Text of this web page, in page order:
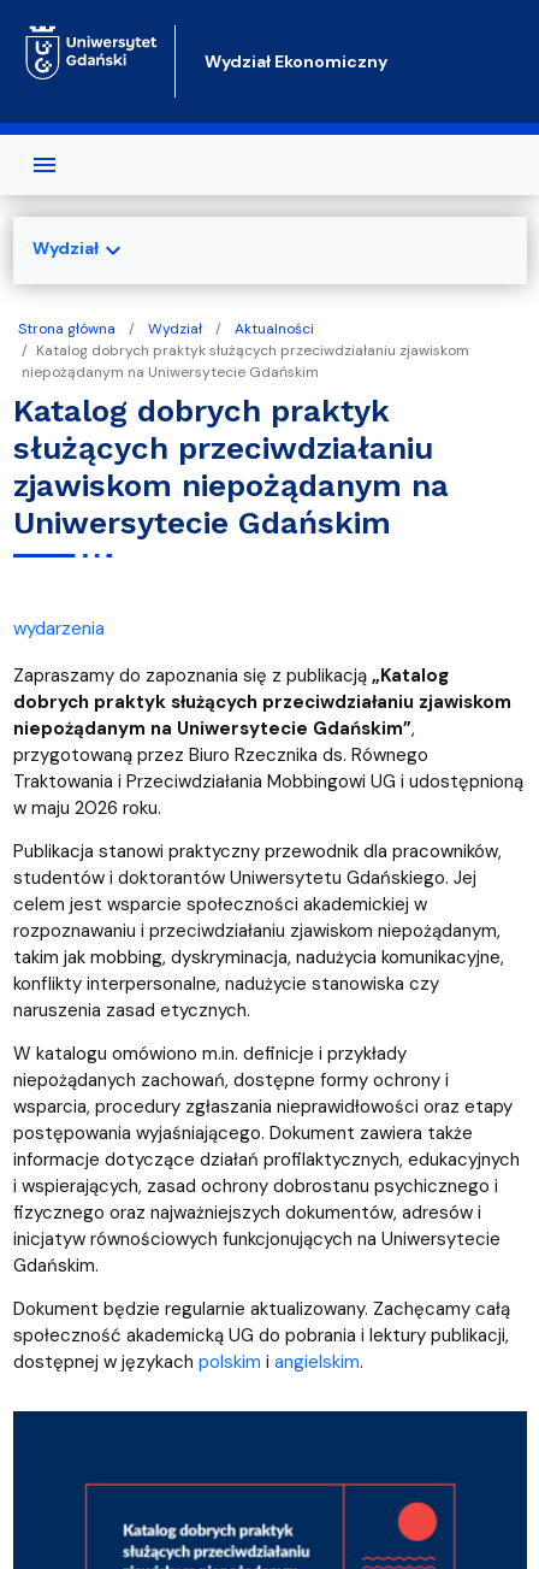
Wydział Ekonomiczny
Strona główna Wydział
Aktualności
Katalog dobrych praktyk służących przeciwdziałaniu zjawiskom
niepożądanym na Uniwersytecie Gdańskim
Katalog dobrych praktyk
służących przeciwdziałaniu
zjawiskom niepożądanym na
Uniwersytecie Gdańskim
wydarzenia
Zapraszamy do zapoznania się z publikacją„Katalog
dobrych praktyk służących przeciwdziałaniu zjawiskom
niepożądanym na Uniwersytecie Gdańskim”,
przygotowaną przez Biuro Rzecznika ds. Równego
Traktowania i Przeciwdziałania Mobbingowi UG i udostępnioną
w maju 2026 roku.
Publikacja stanowi praktyczny przewodnik dla pracowników,
studentów i doktorantów Uniwersytetu Gdańskiego. Jej
celem jest wsparcie społeczności akademickiej w
rozpoznawaniu i przeciwdziałaniu zjawiskom niepożądanym,
takim jak mobbing, dyskryminacja, nadużycia komunikacyjne,
konflikty interpersonalne, nadużycie stanowiska czy
naruszenia zasad etycznych.
W katalogu omówiono m.in. definicje i przykłady
niepożądanych zachowań, dostępne formy ochrony i
wsparcia, procedury zgłaszania nieprawidłowości oraz etapy
postępowania wyjaśniającego. Dokument zawiera także
informacje dotyczące działań profilaktycznych, edukacyjnych
i wspierających, zasad ochrony dobrostanu psychicznego i
fizycznego oraz najważniejszych dokumentów, adresów i
inicjatyw równościowych funkcjonujących na Uniwersytecie
Gdańskim.
Dokument będzie regularnie aktualizowany. Zachęcamy całą
społeczność akademicką UG do pobrania i lektury publikacji,
dostępnej w językach polskim i angielskim.
Wydziałexpand_more